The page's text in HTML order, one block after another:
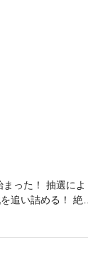
った！ 抽選によ
追い詰める！ 絶体